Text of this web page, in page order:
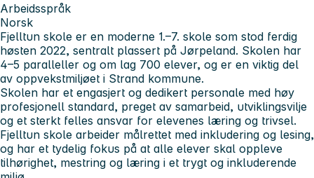
Arbeidsspråk
Norsk
Fjelltun skole er en moderne 1.–7. skole som stod ferdig
høsten 2022, sentralt plassert på Jørpeland. Skolen har
4–5 paralleller og om lag 700 elever, og er en viktig del
av oppvekstmiljøet i Strand kommune.
Skolen har et engasjert og dedikert personale med høy
profesjonell standard, preget av samarbeid, utviklingsvilje
og et sterkt felles ansvar for elevenes læring og trivsel.
Fjelltun skole arbeider målrettet med inkludering og lesing,
og har et tydelig fokus på at alle elever skal oppleve
tilhørighet, mestring og læring i et trygt og inkluderende